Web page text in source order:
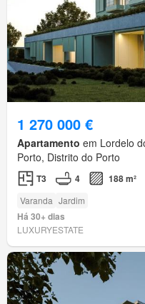
1 270 000 €
Apartamento em Lordelo
Porto, Distrito do Porto
T3 4 188 m²
Varanda Jardim
Há 30+ dias
LUXURYESTATE